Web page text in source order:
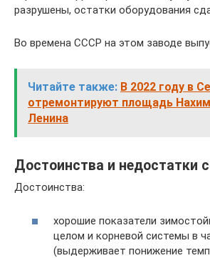
разрушены, остатки оборудования
Во времена СССР на этом заводе
Читайте также: В 2022 году в
отремонтируют площадь
Ленина
Достоинства и недостатки
Достоинства:
хорошие показатели
целом и корневой системы в
(выдерживает понижение